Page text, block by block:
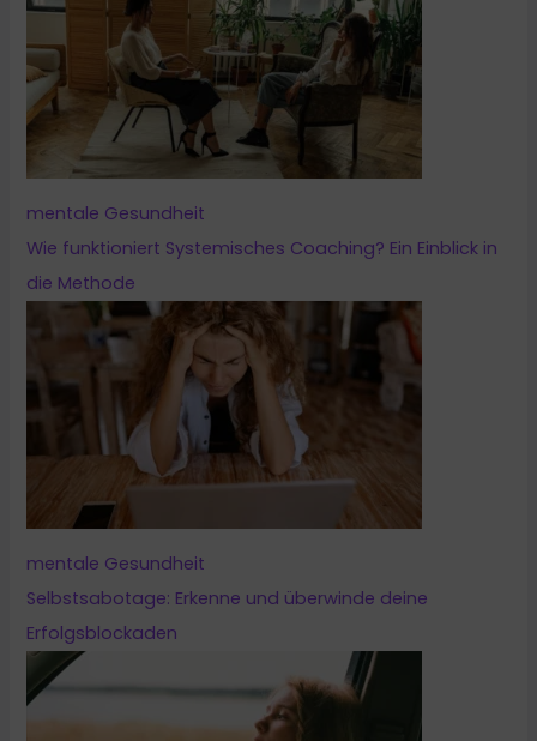
mentale Gesundheit
Wie funktioniert Systemisches Coaching? Ein Einblick in
die Methode
mentale Gesundheit
Selbstsabotage: Erkenne und überwinde deine
Erfolgsblockaden